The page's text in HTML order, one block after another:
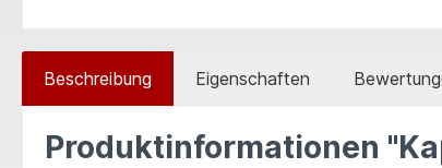
Beschreibung Eigenschaften
Produktinformationen